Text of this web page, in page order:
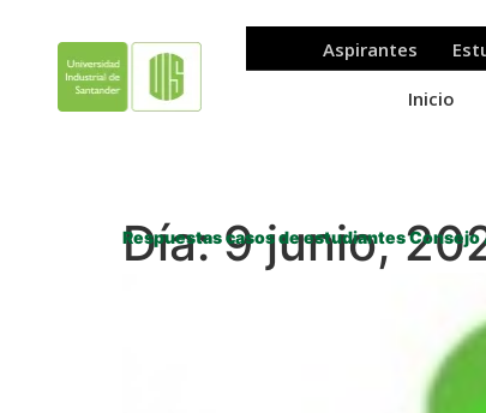
Día:9 junio,
Respuestas casos de estudiantes